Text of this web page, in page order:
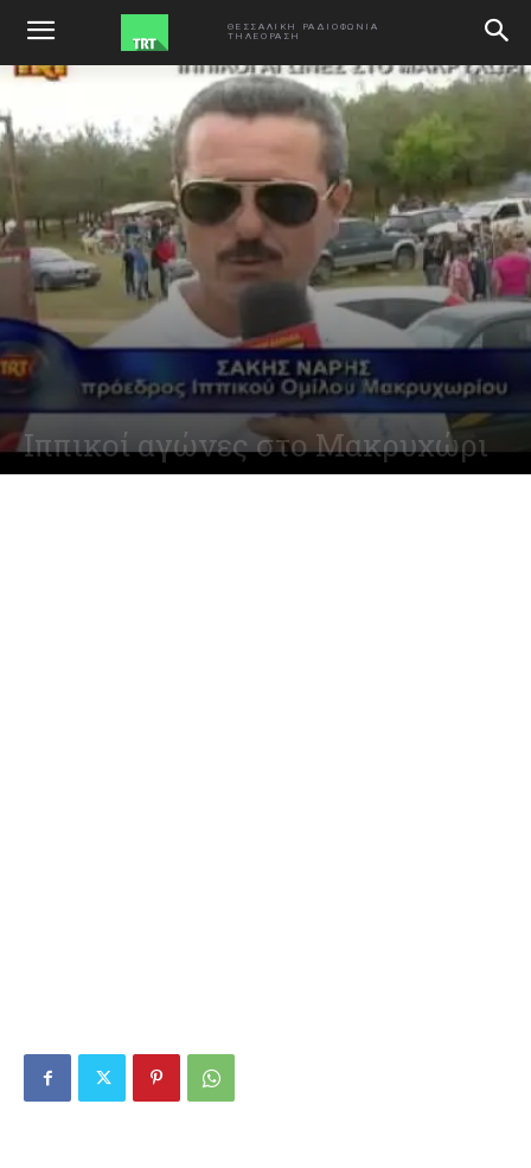
ΘΕΣΣΑΛΙΚΗ ΡΑΔΙΟΦΩΝΙΑ
ΤΗΛΕΟΡΑΣΗ
ΑΡΧΙΚΗ
Ιππικοί αγώνες στο Μακρυχώρι